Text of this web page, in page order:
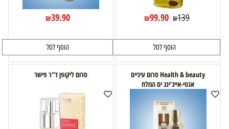
₪139
₪99.90
הוסף לסל
₪39.90
הוסף לסל
Health & beauty סרום עיניים
אנטי-אייג'ינג ים המלח
סרום ליקופן ד"ר פישר